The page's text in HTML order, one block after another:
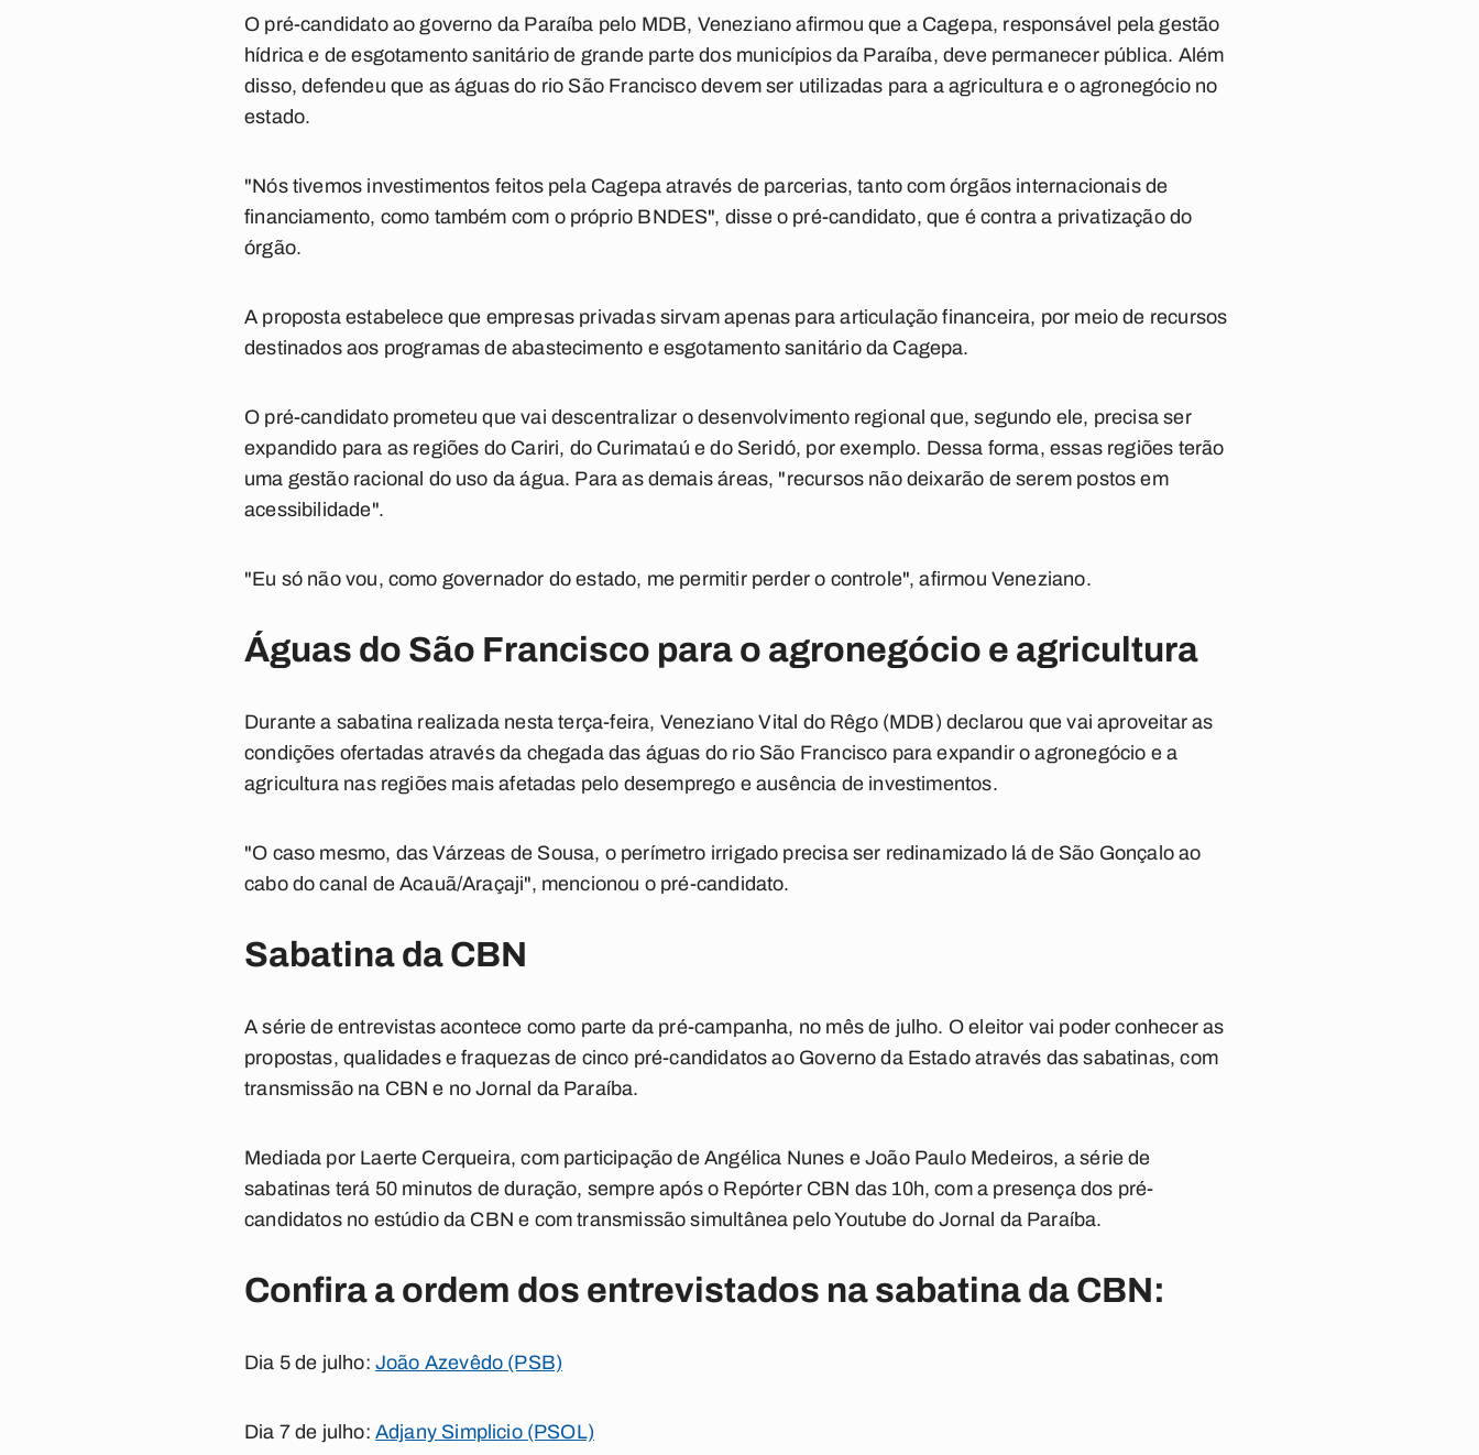
O pré-candidato ao governo da Paraíba pelo MDB, Veneziano afirmou que a Cagepa, responsável pela gestão
hídrica e de esgotamento sanitário de grande parte dos municípios da Paraíba, deve permanecer pública. Além
disso, defendeu que as águas do rio São Francisco devem ser utilizadas para a agricultura e o agronegócio no
estado.
"Nós tivemos investimentos feitos pela Cagepa através de parcerias, tanto com órgãos internacionais de
financiamento, como também com o próprio BNDES", disse o pré-candidato, que é contra a privatização do
órgão.
A proposta estabelece que empresas privadas sirvam apenas para articulação financeira, por meio de recursos
destinados aos programas de abastecimento e esgotamento sanitário da Cagepa.
O pré-candidato prometeu que vai descentralizar o desenvolvimento regional que, segundo ele, precisa ser
expandido para as regiões do Cariri, do Curimataú e do Seridó, por exemplo. Dessa forma, essas regiões terão
uma gestão racional do uso da água. Para as demais áreas, "recursos não deixarão de serem postos em
acessibilidade".
"Eu só não vou, como governador do estado, me permitir perder o controle", afirmou Veneziano.
Águas do São Francisco para o agronegócio e agricultura
Durante a sabatina realizada nesta terça-feira, Veneziano Vital do Rêgo (MDB) declarou que vai aproveitar as
condições ofertadas através da chegada das águas do rio São Francisco para expandir o agronegócio e a
agricultura nas regiões mais afetadas pelo desemprego e ausência de investimentos.
"O caso mesmo, das Várzeas de Sousa, o perímetro irrigado precisa ser redinamizado lá de São Gonçalo ao
cabo do canal de Acauã/Araçaji", mencionou o pré-candidato.
Sabatina da CBN
A série de entrevistas acontece como parte da pré-campanha, no mês de julho. O eleitor vai poder conhecer as
propostas, qualidades e fraquezas de cinco pré-candidatos ao Governo da Estado através das sabatinas, com
transmissão na CBN e no Jornal da Paraíba.
Mediada por Laerte Cerqueira, com participação de Angélica Nunes e João Paulo Medeiros, a série de
sabatinas terá 50 minutos de duração, sempre após o Repórter CBN das 10h, com a presença dos pré-
candidatos no estúdio da CBN e com transmissão simultânea pelo Youtube do Jornal da Paraíba.
Confira a ordem dos entrevistados na sabatina da CBN:
Dia 5 de julho: João Azevêdo (PSB)
Dia 7 de julho: Adjany Simplicio (PSOL)